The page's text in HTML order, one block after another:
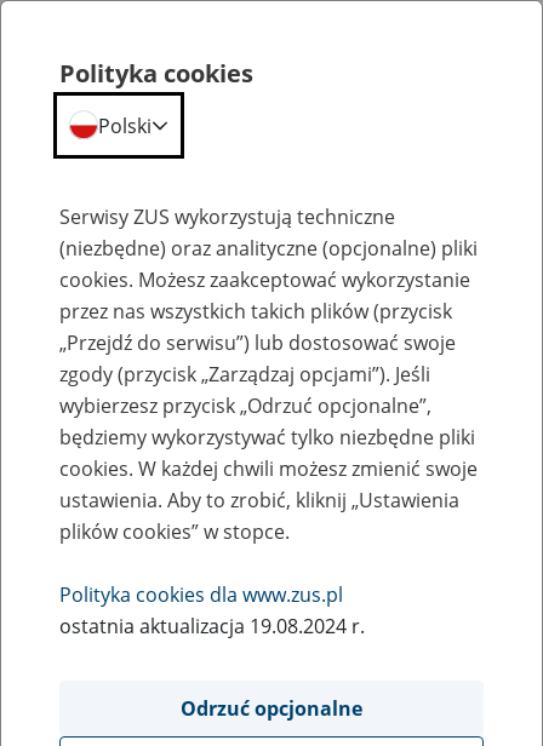
Szkolenia
Zaproś ZUS do siebie - zakładanie profili
eZUS w siedzibie Twojej firmy
Rodzaj wydarzenia
Szkolenia
Obszar merytoryczny
obsługa klientów
Polityka cookies
Polski
Serwisy ZUS wykorzystują techniczne
(niezbędne) oraz analityczne (opcjonalne) pliki
cookies. Możesz zaakceptować wykorzystanie
przez nas wszystkich takich plików (przycisk
„Przejdź do serwisu”) lub dostosować swoje
zgody (przycisk „Zarządzaj opcjami”). Jeśli
wybierzesz przycisk „Odrzuć opcjonalne”,
będziemy wykorzystywać tylko niezbędne pliki
cookies. W każdej chwili możesz zmienić swoje
ustawienia. Aby to zrobić, kliknij „Ustawienia
plików cookies” w stopce.
Polityka cookies dla www.zus.pl
ostatnia aktualizacja 19.08.2024 r.
Odrzuć opcjonalne